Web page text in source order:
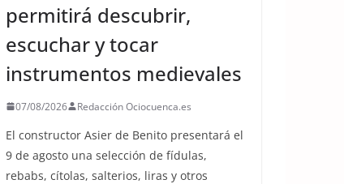
permitirá descubrir,
escuchar y tocar
instrumentos medievales
07/08/2026 Redacción Ociocuenca.es
El constructor Asier de Benito presentará el
9 de agosto una selección de fídulas,
rebabs, cítolas, salterios, liras y otros